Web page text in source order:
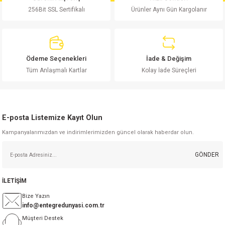
Ürün fiyatı diğer sitelerden daha pahalı.
256Bit SSL Sertifikalı Ürünler Aynı Gün Kargolanır
Ödeme Seçenekleri
Tüm Anlaşmalı Kartlar
İade & Değişim
Kolay İade Süreçleri
E-posta Listemize Kayıt Olun
Kampanyalarımızdan ve indirimlerimizden güncel olarak haberdar olun.
GÖNDER
İLETİŞİM
Bize Yazın
info@entegredunyasi.com.tr
Müşteri Destek